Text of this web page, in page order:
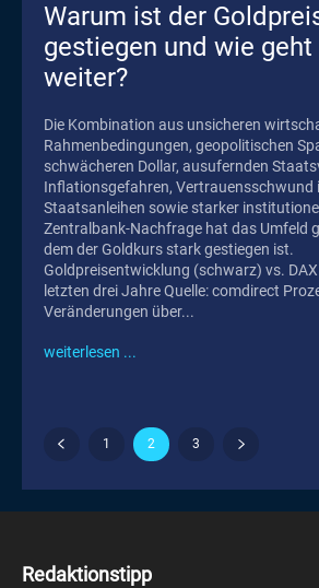
Warum ist der
gestiegen und wie geht
weiter?
Die Kombination aus unsicheren
Rahmenbedingungen, geopolitischen
schwächeren Dollar, ausufernden
Inflationsgefahren, Vertrauensschwund
Staatsanleihen sowie starker
Zentralbank-Nachfrage hat das Umfeld
dem der Goldkurs stark gestiegen ist.
Goldpreisentwicklung (schwarz) vs.
letzten drei Jahre Quelle: comdirect Prozentuale
Veränderungen über...
weiterlesen ...
1 2 3
Redaktionstipp